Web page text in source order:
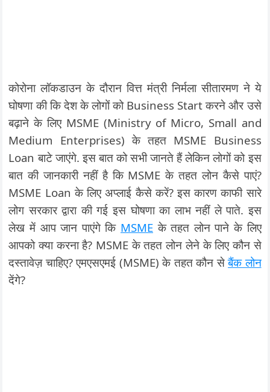
कोरोना लॉकडाउन के दौरान वित्त मंत्री निर्मला सीतारमण ने ये
घोषणा की कि देश के लोगों को Business Start करने और उसे
बढ़ाने के लिए MSME (Ministry of Micro, Small and
Medium Enterprises) के तहत MSME Business
Loan बाटे जाएंगे. इस बात को सभी जानते हैं लेकिन लोगों को इस
बात की जानकारी नहीं है कि MSME के तहत लोन कैसे पाएं?
MSME Loan के लिए अप्लाई कैसे करें? इस कारण काफी सारे
लोग सरकार द्वारा की गई इस घोषणा का लाभ नहीं ले पाते. इस
लेख में आप जान पाएंगे कि MSME के तहत लोन पाने के लिए
आपको क्या करना है? MSME के तहत लोन लेने के लिए कौन से
दस्तावेज़ चाहिए? एमएसएमई (MSME) के तहत कौन सेबैंक लोन
देंगे?